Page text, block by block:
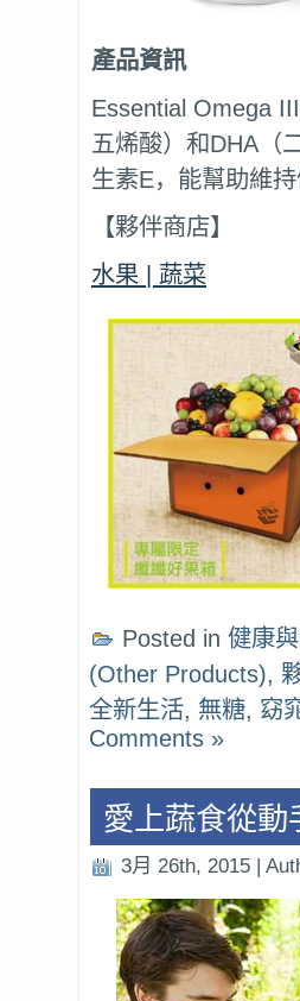
產品資訊
Essential Omega
五烯酸）和DHA（
生素E，能幫助維持
【夥伴商店】
水果 | 蔬菜
Posted in 健康
(Other Products),
全新生活, 無糖, 窈
Comments »
愛上蔬食從動
3月 26th, 2015 |